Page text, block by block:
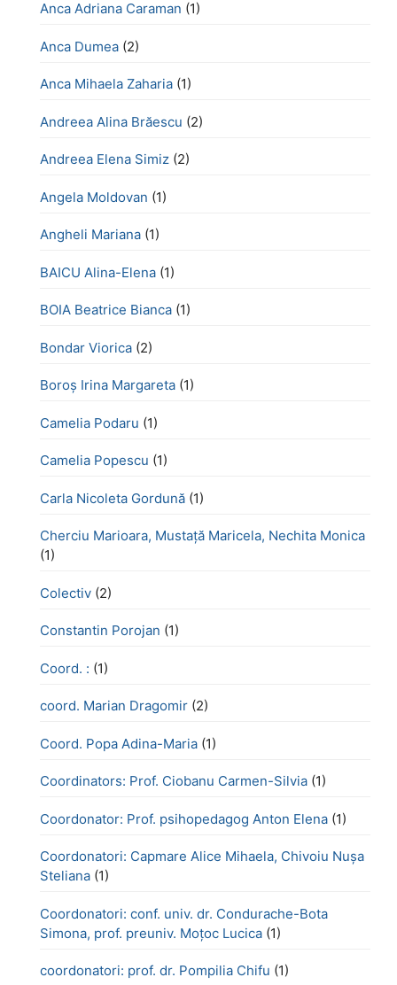
Anca Adriana Caraman (1)
Anca Dumea (2)
Anca Mihaela Zaharia (1)
Andreea Alina Brăescu (2)
Andreea Elena Simiz (2)
Angela Moldovan (1)
Angheli Mariana (1)
BAICU Alina-Elena (1)
BOIA Beatrice Bianca (1)
Bondar Viorica (2)
Boroş Irina Margareta (1)
Camelia Podaru (1)
Camelia Popescu (1)
Carla Nicoleta Gordună (1)
Cherciu Marioara, Mustață Maricela, Nechita Monica
(1)
Colectiv (2)
Constantin Porojan (1)
Coord. : (1)
coord. Marian Dragomir (2)
Coord. Popa Adina-Maria (1)
Coordinators: Prof. Ciobanu Carmen-Silvia (1)
Coordonator: Prof. psihopedagog Anton Elena (1)
Coordonatori: Capmare Alice Mihaela, Chivoiu Nușa
Steliana (1)
Coordonatori: conf. univ. dr. Condurache-Bota
Simona, prof. preuniv. Moțoc Lucica (1)
coordonatori: prof. dr. Pompilia Chifu (1)